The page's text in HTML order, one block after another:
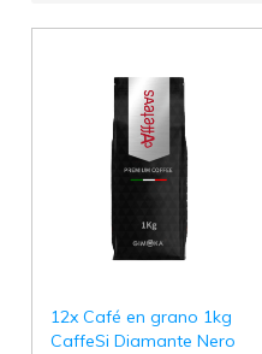
12x Café en grano 1kg
CaffeSi Diamante Nero